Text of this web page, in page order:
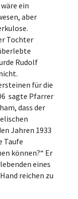
ein
aber
Tochter
Rudolf
für die
sagte Pfarrer
dass der
Jahren 1933
Taufe
können?“ Er
eines
reichen zu